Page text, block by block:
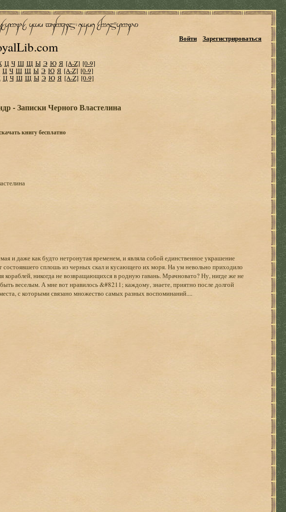
Войти Зарегистрироваться
Ц Ч Ш Щ Ы Э Ю Я [A-Z] [0-9]
Ц Ч Ш Щ Ы Э Ю Я [A-Z] [0-9]
Ц Ч Ш Щ Ы Э Ю Я [A-Z] [0-9]
- Записки Черного Властелина
книгу бесплатно
и даже как будто нетронутая временем, и являла собой единственное украшение
состоявшего сплошь из черных скал и кусающего их моря. На ум невольно приходило
кораблей, никогда не возвращающихся в родную гавань. Мрачновато? Ну, нигде же не
веселым. А мне вот нравилось &#8211; каждому, знаете, приятно после долгой
с которыми связано множество самых разных воспоминаний....